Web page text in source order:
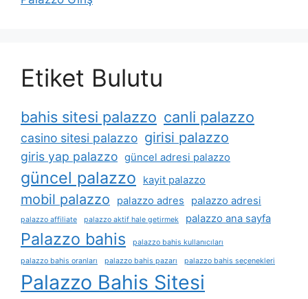
Etiket Bulutu
bahis sitesi palazzo canli palazzo
casino sitesi palazzo girisi palazzo
giris yap palazzo güncel adresi palazzo
güncel palazzo kayit palazzo
mobil palazzo palazzo adres palazzo adresi
palazzo affiliate palazzo aktif hale getirmek palazzo ana sayfa
Palazzo bahis palazzo bahis kullanıcıları
palazzo bahis oranları palazzo bahis pazarı palazzo bahis seçenekleri
Palazzo Bahis Sitesi